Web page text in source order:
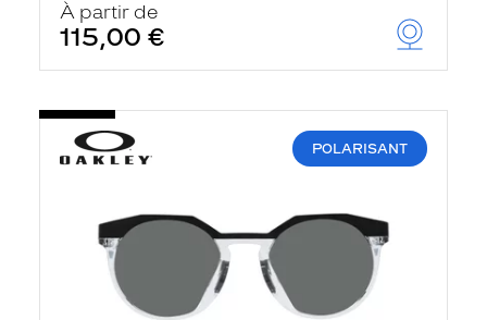
À partir de
115,00 €
POLARISANT